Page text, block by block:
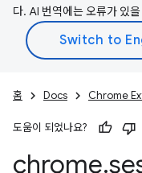
다. AI 번역에는 오류가 있
홈 Docs Chrome
도움이 되었나요?
chrome.